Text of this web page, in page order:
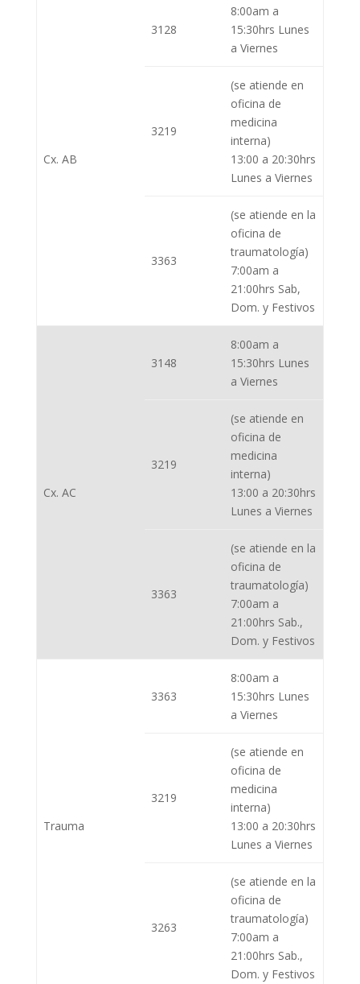
Cx. AB
3128
8:00am a
15:30hrs Lunes
a Viernes
3219
(se atiende en
oficina de
medicina
interna)
13:00 a 20:30hrs
Lunes a Viernes
3363
(se atiende en la
oficina de
traumatología)
7:00am a
21:00hrs Sab,
Dom. y Festivos
Cx. AC
3148
8:00am a
15:30hrs Lunes
a Viernes
3219
(se atiende en
oficina de
medicina
interna)
13:00 a 20:30hrs
Lunes a Viernes
3363
(se atiende en la
oficina de
traumatología)
7:00am a
21:00hrs Sab.,
Dom. y Festivos
Trauma
3363
8:00am a
15:30hrs Lunes
a Viernes
3219
(se atiende en
oficina de
medicina
interna)
13:00 a 20:30hrs
Lunes a Viernes
3263
(se atiende en la
oficina de
traumatología)
7:00am a
21:00hrs Sab.,
Dom. y Festivos